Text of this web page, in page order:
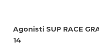
Agonisti SUP RACE
14